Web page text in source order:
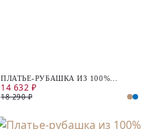
ПЛАТЬЕ-РУБАШКА ИЗ 100%
ХЛОПКА
14 632 ₽
18 290 ₽